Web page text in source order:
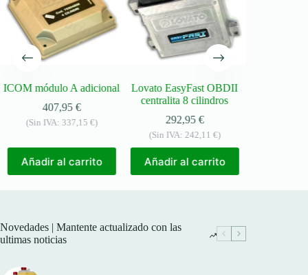
ICOM módulo A adicional
407,95 €
(Sin IVA: 337,15 €)
Añadir al carrito
Lovato EasyFast OBDII
centralita 8 cilindros
292,95 €
(Sin IVA: 242,11 €)
Añadir al carrito
Novedades | Mantente actualizado con las
ultimas noticias